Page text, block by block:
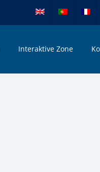
Interaktive Zone